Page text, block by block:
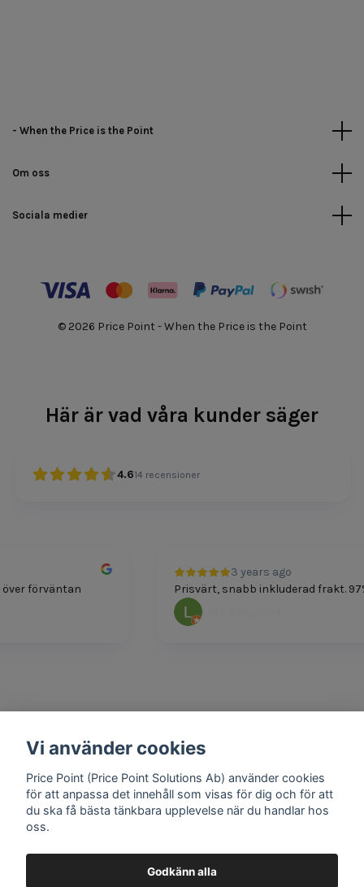
- When the Price is the Point
Om oss
Sociala medier
© 2026 Price Point - When the Price is the Point
Här är vad våra kunder säger
4.614 recensioner
förväntan
3 years ago
Prisvärt, snabb inkluderad frakt.
Lars Skoglund
Mathias
Vi använder cookies
Price Point (Price Point Solutions Ab) använder cookies
för att anpassa det innehåll som visas för dig och för att
du ska få bästa tänkbara upplevelse när du handlar hos
oss.
Godkänn alla